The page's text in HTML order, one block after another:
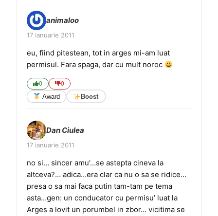
animaloo
17 ianuarie 2011
eu, fiind pitestean, tot in arges mi-am luat
permisul. Fara spaga, dar cu mult noroc
0 0
Award Boost
Dan Ciulea
17 ianuarie 2011
no si… sincer amu’…se astepta cineva la
altceva?… adica…era clar ca nu o sa se ridice…
presa o sa mai faca putin tam-tam pe tema
asta…gen: un conducator cu permisu’ luat la
Arges a lovit un porumbel in zbor… vicitima se